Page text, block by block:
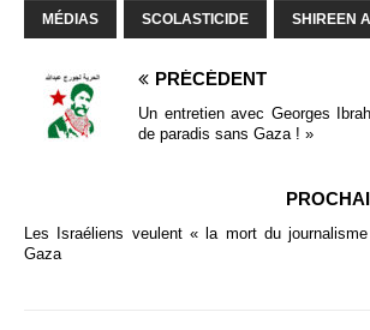
MÉDIAS SCOLASTICIDE SHIREEN
PRÉCÉDENT
Un entretien avec Georges
de paradis sans Gaza ! »
Les Israéliens veulent « la mort du
Gaza